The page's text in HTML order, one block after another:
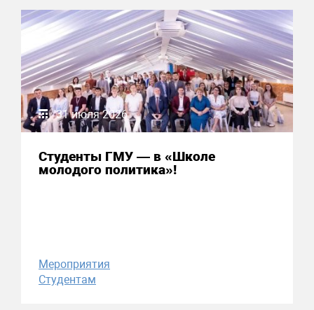
31 июля 2026
Студенты ГМУ — в «Школе
молодого политика»!
Мероприятия
Студентам